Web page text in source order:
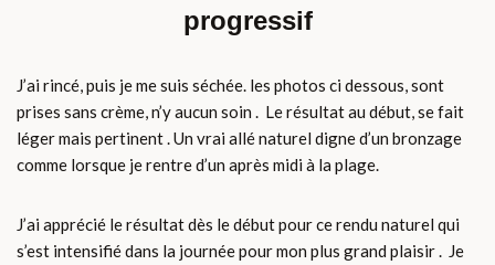
progressif
J’ai rincé, puis je me suis séchée. les photos ci dessous, sont
prises sans crème, n’y aucun soin . Le résultat au début, se fait
léger mais pertinent . Un vrai allé naturel digne d’un bronzage
comme lorsque je rentre d’un après midi à la plage.
J’ai apprécié le résultat dès le début pour ce rendu naturel qui
s’est intensifié dans la journée pour mon plus grand plaisir . Je